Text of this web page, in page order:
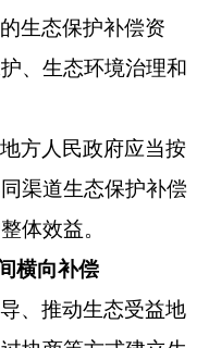
生态保护补偿资
、生态环境治理和
方人民政府应当按
渠道生态保护补偿
体效益。
横向补偿
、推动生态受益地